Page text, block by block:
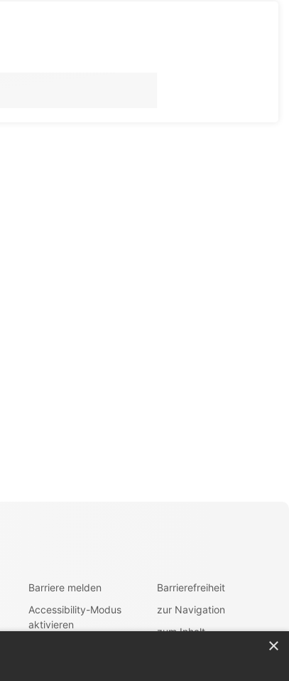
Barriere melden
Accessibility-Modus
aktivieren
Barrierefreiheit
zur Navigation
zum Inhalt
×